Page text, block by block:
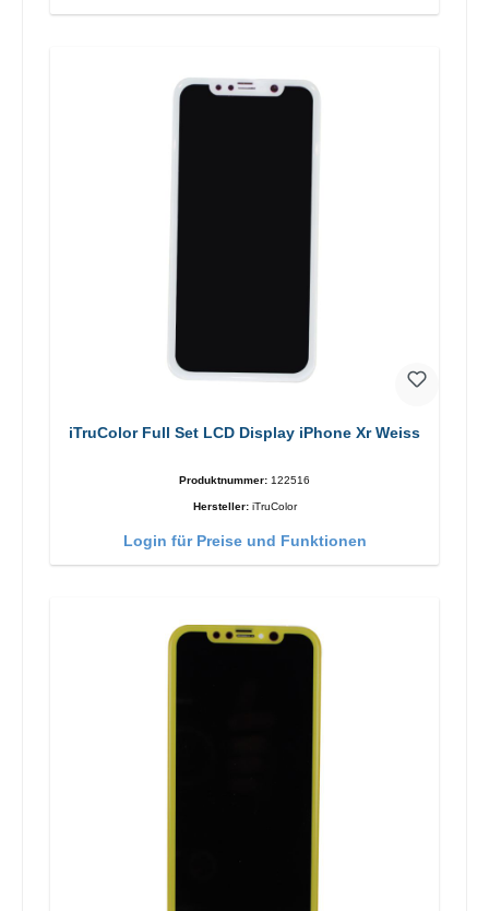
iTruColor Full Set LCD Display iPhone Xr Weiss
Produktnummer: 122516
Hersteller: iTruColor
Login für Preise und Funktionen